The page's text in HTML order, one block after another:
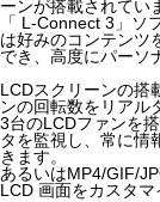
ーンが搭載されてい
「 L-Connect 3」ソ
は好みのコンテンツ
でき、高度にパーソ
LCDスクリーンの搭
ンの回転数をリアル
3台のLCDファンを
タを監視し、常に情
きます。
あるいはMP4/GIF/
LCD 画面をカスタマ